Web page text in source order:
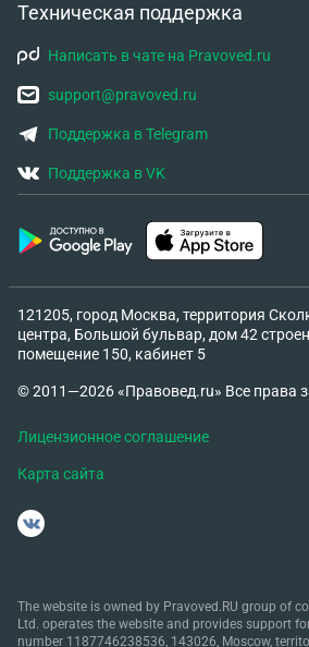
Техническая поддержка
Написать в чате на Pravoved.ru
support@pravoved.ru
Поддержка в Telegram
Поддержка в VK
121205, город Москва, территория
центра, Большой бульвар, дом 42
помещение 150, кабинет 5
© 2011—2026 «Правовед.ru» Все права
Лицензионное соглашение
Карта сайта
The website is owned by Pravoved.RU group of
Ltd. operates the website and provides support
number 1187746238536, 143026, Moscow,